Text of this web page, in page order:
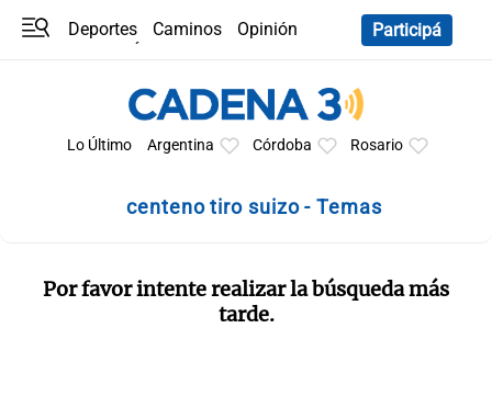
Deportes Caminos
Opinión
Participá
Lo Último Argentina Córdoba Rosario
centeno tiro suizo - Temas
Por favor intente realizar la búsqueda más
tarde.